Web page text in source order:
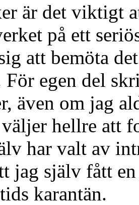
är det viktigt
på ett
att bemöta
För egen del
även om jag
hellre att
har valt av
jag själv fått
karantän.